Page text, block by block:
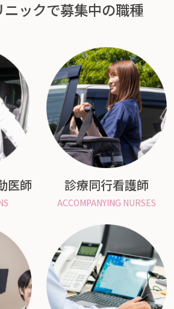
ニックで募集中の職種
医師 診療同行看護師
ACCOMPANYING NURSES